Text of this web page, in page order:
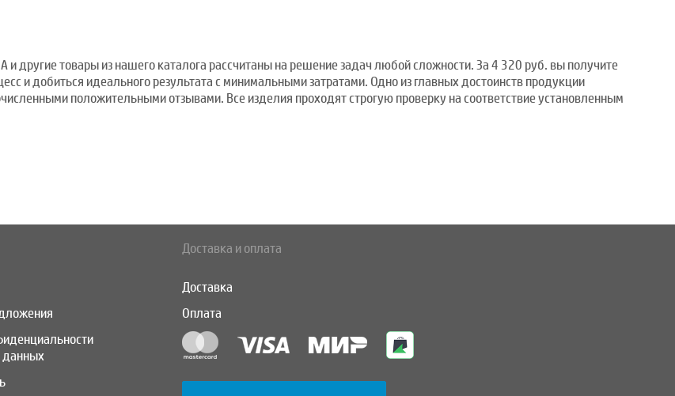
другие товары из нашего каталога рассчитаны на решение задач любой сложности. За 4 320 руб. вы получите
и добиться идеального результата с минимальными затратами. Одно из главных достоинств продукции
положительными отзывами. Все изделия проходят строгую проверку на соответствие установленным
данных
Доставка и оплата
Доставка
Оплата